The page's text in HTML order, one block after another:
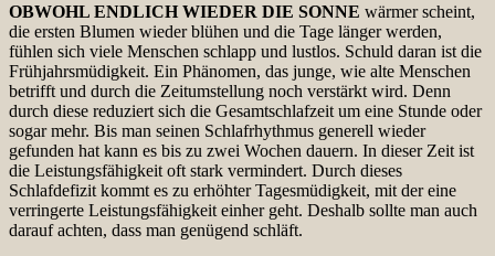
OBWOHL ENDLICH WIEDER DIE SONNE wärmer scheint,
die ersten Blumen wieder blühen und die Tage länger werden,
fühlen sich viele Menschen schlapp und lustlos. Schuld daran ist die
Frühjahrsmüdigkeit. Ein Phänomen, das junge, wie alte Menschen
betrifft und durch die Zeitumstellung noch verstärkt wird. Denn
durch diese reduziert sich die Gesamtschlafzeit um eine Stunde oder
sogar mehr. Bis man seinen Schlafrhythmus generell wieder
gefunden hat kann es bis zu zwei Wochen dauern. In dieser Zeit ist
die Leistungsfähigkeit oft stark vermindert. Durch dieses
Schlafdefizit kommt es zu erhöhter Tagesmüdigkeit, mit der eine
verringerte Leistungsfähigkeit einher geht. Deshalb sollte man auch
darauf achten, dass man genügend schläft.